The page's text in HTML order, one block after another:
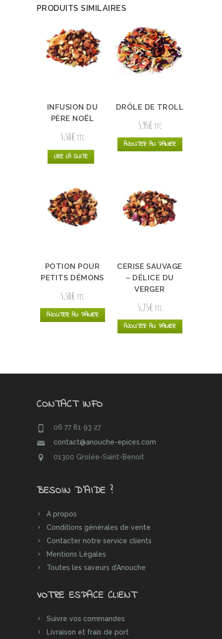
PRODUITS SIMILAIRES
INFUSION DU
PÈRE NOËL
5,50€ TTC
LIRE LA SUITE
DRÔLE DE TROLL
5,95€ TTC
AJOUTER AU PANIER
POTION POUR
PETITS DÉMONS
5,50€ TTC
AJOUTER AU PANIER
CERISE SAUVAGE
– DÉLICE DU
VERGER
5,25€ TTC
AJOUTER AU PANIER
CONTACT INFO
06 77 81 93 27
contact@anouche-epices.com
01300 Grolée-Saint-Benoit
BESOIN D’AIDE ?
A propos
Conditions générales de vente
Contacter notre service clients
Mentions Légales
Toutes les saveurs d’Anouche
VOTRE ESPACE CLIENT
Suivre vos commandes
Livraison et frais de port